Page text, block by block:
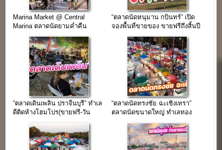
Marina Market @ Central
Marina ตลาดนัดยามค่ำคืน
“ตลาดนัดหนุมาน กบินทร์” เปิด
จองพื้นที่ขายของ ขายฟรีถึงสิ้นปี
“ตลาดเดินเพลิน ปราจีนบุรี” ทำเล
ดีติดห้างโฮมโปร(ขายฟรี-วัน
“ตลาดนัดทรงชัย ฉะเชิงเทรา”
ตลาดนัดขนาดใหญ่ ทำเลทอง